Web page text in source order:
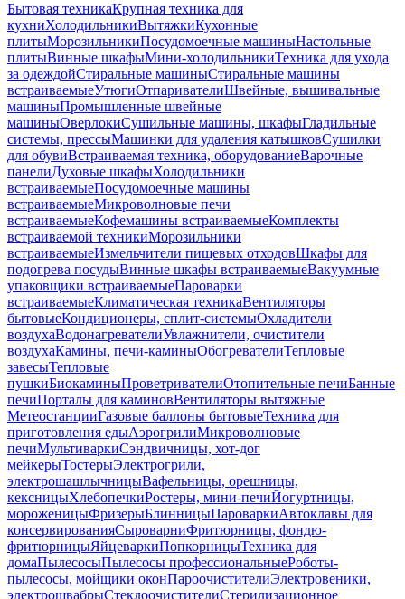
Бытовая техникаКрупная техника для
кухниХолодильникиВытяжкиКухонные
плитыМорозильникиПосудомоечные машиныНастольные
плитыВинные шкафыМини-холодильникиТехника для ухода
за одеждойСтиральные машиныСтиральные машины
встраиваемыеУтюгиОтпаривателиШвейные, вышивальные
машиныПромышленные швейные
машиныОверлокиСушильные машины, шкафыГладильные
системы, прессыМашинки для удаления катышковСушилки
для обувиВстраиваемая техника, оборудованиеВарочные
панелиДуховые шкафыХолодильники
встраиваемыеПосудомоечные машины
встраиваемыеМикроволновые печи
встраиваемыеКофемашины встраиваемыеКомплекты
встраиваемой техникиМорозильники
встраиваемыеИзмельчители пищевых отходовШкафы для
подогрева посудыВинные шкафы встраиваемыеВакуумные
упаковщики встраиваемыеПароварки
встраиваемыеКлиматическая техникаВентиляторы
бытовыеКондиционеры, сплит-системыОхладители
воздухаВодонагревателиУвлажнители, очистители
воздухаКамины, печи-каминыОбогревателиТепловые
завесыТепловые
пушкиБиокаминыПроветривателиОтопительные печиБанные
печиПорталы для каминовВентиляторы вытяжные
МетеостанцииГазовые баллоны бытовыеТехника для
приготовления едыАэрогрилиМикроволновые
печиМультиваркиСэндвичницы, хот-дог
мейкерыТостерыЭлектрогрили,
электрошашлычницыВафельницы, орешницы,
кексницыХлебопечкиРостеры, мини-печиЙогуртницы,
мороженицыФризерыБлинницыПароваркиАвтоклавы для
консервированияСыроварниФритюрницы, фондю-
фритюрницыЯйцеваркиПопкорницыТехника для
домаПылесосыПылесосы профессиональныеРоботы-
пылесосы, мойщики оконПароочистителиЭлектровеники,
электрошвабрыСтеклоочистителиСтерилизационное